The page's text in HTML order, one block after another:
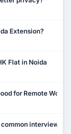
Extension?
Flat in Noida
for Remote Work?
interview